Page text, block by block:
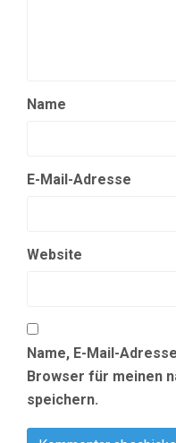
Name
E-Mail-Adresse
Website
Name, E-Mail-
Browser für meinen
speichern.